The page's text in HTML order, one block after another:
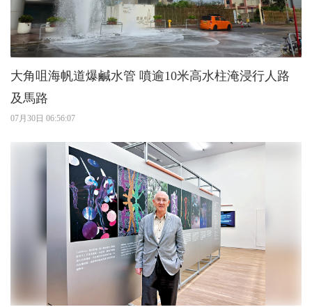
大角咀海帆道爆鹹水管 噴逾10米高水柱淹浸行人路
及馬路
07月30日 06:56:07